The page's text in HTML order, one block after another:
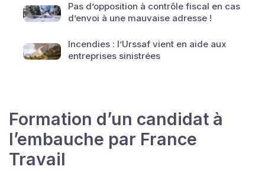
Pas d’opposition à contrôle fiscal en cas
d’envoi à une mauvaise adresse !
Incendies : l’Urssaf vient en aide aux
entreprises sinistrées
Formation d’un candidat à
l’embauche par France
Travail